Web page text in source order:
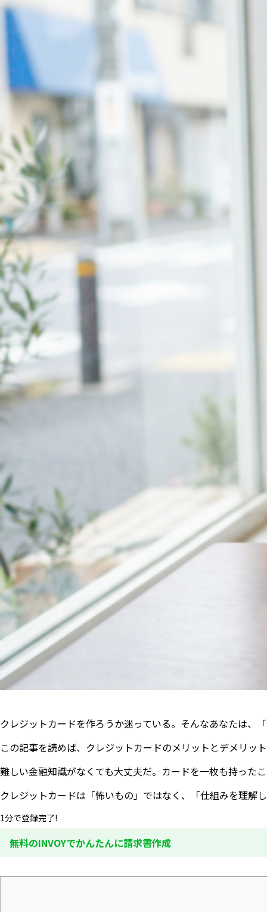
クレジットカードを作ろうか迷っている。そんなあなたは、
この記事を読めば、クレジットカードのメリットとデメリッ
難しい金融知識がなくても大丈夫だ。カードを一枚も持った
クレジットカードは「怖いもの」ではなく、「仕組みを理解
1分で登録完了!
無料のINVOYでかんたんに請求書作成